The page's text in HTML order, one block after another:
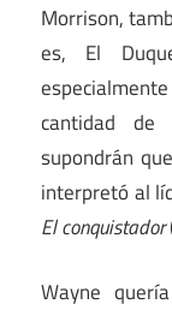
Morrison,
es, El
cantidad
supondrán
interpretó al
El conquistador
Wayne